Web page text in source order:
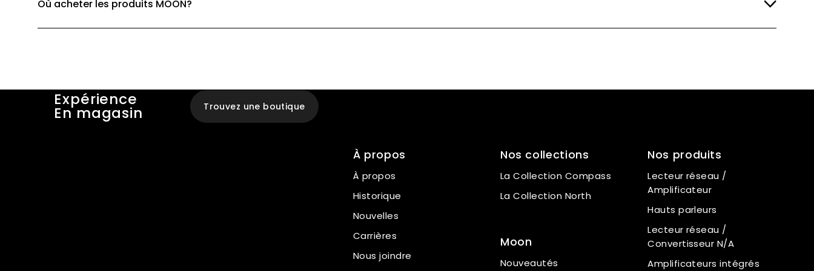
Où acheter les produits MOON?
Expérience
En magasin Trouvez une boutique
À propos
À propos
Historique
Nouvelles
Carrières
Nous joindre
Nos collections
La Collection Compass
La Collection North
Moon
Nouveautés
Nos produits
Lecteur réseau /
Amplificateur
Hauts parleurs
Lecteur réseau /
Convertisseur N/A
Amplificateurs intégrés